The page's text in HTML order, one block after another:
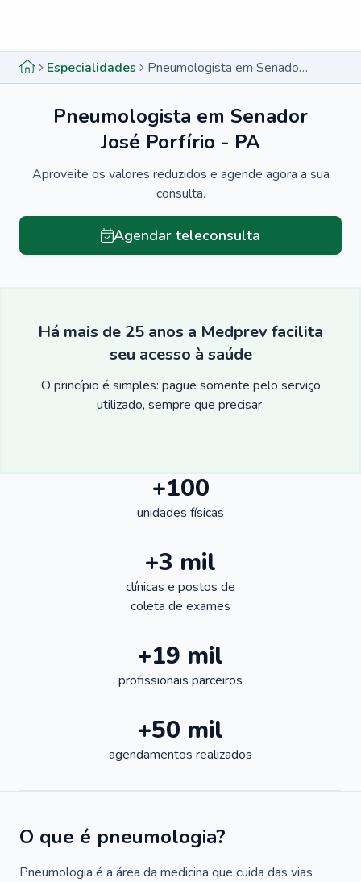
Especialidades Pneumologista em Senador José Porfírio - PA
Pneumologista em Senador
José Porfírio - PA
Aproveite os valores reduzidos e agende agora a sua
consulta.
Agendar teleconsulta
Há mais de 25 anos a Medprev facilita
seu acesso à saúde
O princípio é simples: pague somente pelo serviço
utilizado, sempre que precisar.
+100
unidades físicas
+3 mil
clínicas e postos de
coleta de exames
+19 mil
profissionais parceiros
+50 mil
agendamentos realizados
O que é pneumologia?
Pneumologia é a área da medicina que cuida das vias